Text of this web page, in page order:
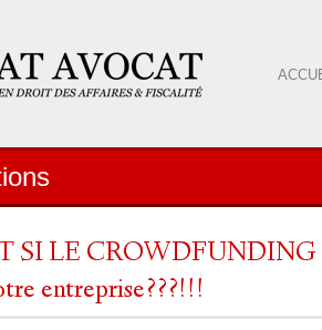
SI LE CROWDFUNDING
entreprise???!!!